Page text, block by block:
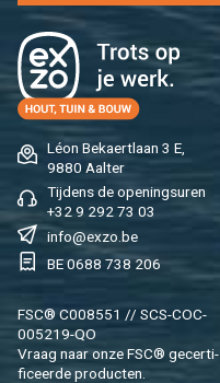
Léon Be­kaert­laan 3 E,
9880 Aal­ter
Tij­dens de ope­nings­uren
+32 9 292 73 03
info@​exzo.​be
BE 0688 738 206
FSC® C008551 // SCS-COC-
005219-QO
Vraag naar onze FSC® ge­cer­ti­
fi­ceer­de pro­duc­ten.